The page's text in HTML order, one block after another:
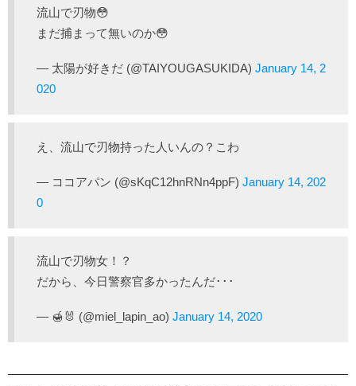
流山で刃物😳
まだ捕まって無いのか😳
— 太陽が好きだ (@TAIYOUGASUKIDA) January 14, 2
020
え、流山で刃物持った人いんの？こわ
— ココアパン (@sKqC12hnRNn4ppF) January 14, 202
0
流山で刃物女！？
だから、今日警察官多かったんだ･･･
— 🍯🐰 (@miel_lapin_ao) January 14, 2020